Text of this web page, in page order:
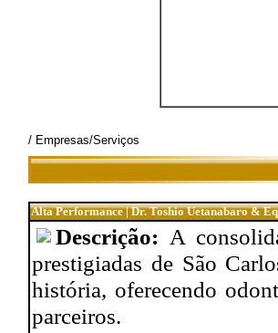
/ Empresas/Serviços
Alta Performance | Dr. Toshio Uetanabaro &
Descrição: A
prestigiadas de São
história, oferecendo
parceiros.